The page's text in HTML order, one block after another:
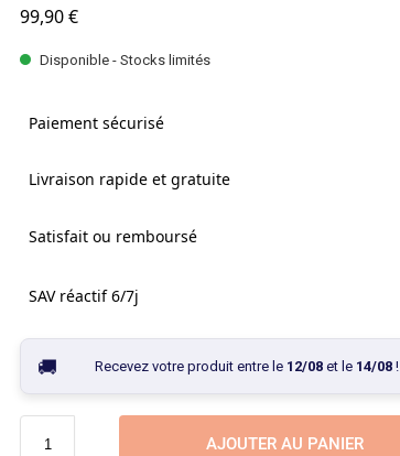
99,90€
Disponible - Stocks limités
Paiement sécurisé
Livraison rapide et gratuite
Satisfait ou remboursé
SAV réactif 6/7j
Recevez votre produit entre le 12/08et le 14/08!
AJOUTER AU PANIER